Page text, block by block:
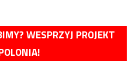
WESPRZYJ PROJEKT